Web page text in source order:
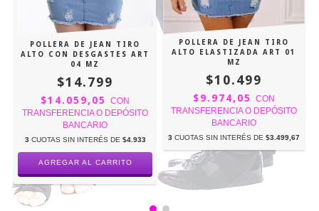
POLLERA DE JEAN TIRO
ALTO CON DESGASTES ART
04 MZ
$14.799
$14.059,05 CON
TRANSFERENCIA O DEPÓSITO
BANCARIO
3 CUOTAS SIN INTERÉS DE $4.933
AGREGAR AL CARRITO
POLLERA DE JEAN TIRO
ALTO ELASTIZADA ART 01
MZ
$10.499
$9.974,05 CON
TRANSFERENCIA O DEPÓSITO
BANCARIO
3 CUOTAS SIN INTERÉS DE $3.499,67